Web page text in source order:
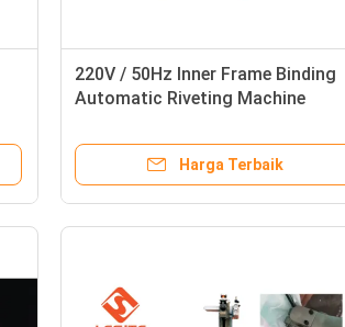
220V / 50Hz Inner Frame Binding
Automatic Riveting Machine
Harga Terbaik